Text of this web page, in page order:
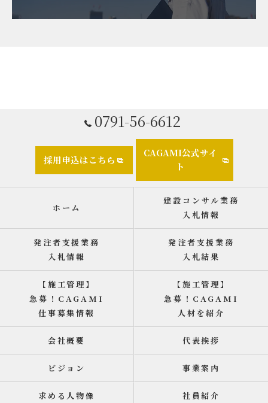
0791-56-6612
採用申込はこちら
CAGAMI公式サイ
ト
ホーム
建設コンサル業務
入札情報
発注者支援業務
入札情報
発注者支援業務
入札結果
【施工管理】
急募！CAGAMI
仕事募集情報
【施工管理】
急募！CAGAMI
人材を紹介
会社概要 代表挨拶
ビジョン 事業案内
求める人物像 社員紹介